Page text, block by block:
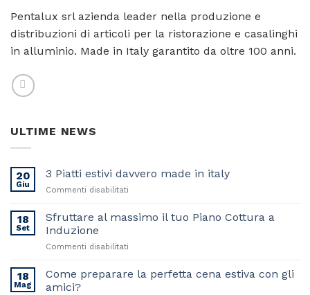
Pentalux srl azienda leader nella produzione e
distribuzioni di articoli per la ristorazione e casalinghi
in alluminio. Made in Italy garantito da oltre 100 anni.
ULTIME NEWS
20
Giu
3 Piatti estivi davvero made in italy
Commenti disabilitati
Piatti
italy
18
Set
Sfruttare al massimo il tuo Piano Cottura a
Induzione
Commenti disabilitati
massimo
18
Mag
Come preparare la perfetta cena estiva con gli
amici?